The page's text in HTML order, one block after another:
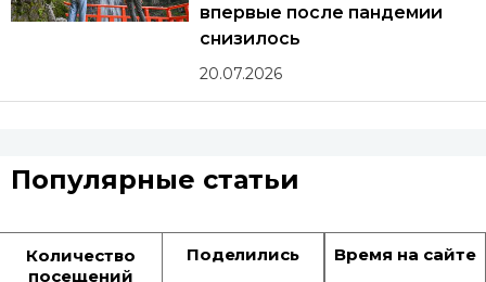
впервые после пандемии
снизилось
20.07.2026
Популярные статьи
Количество
посещений
Поделились Время на сайте